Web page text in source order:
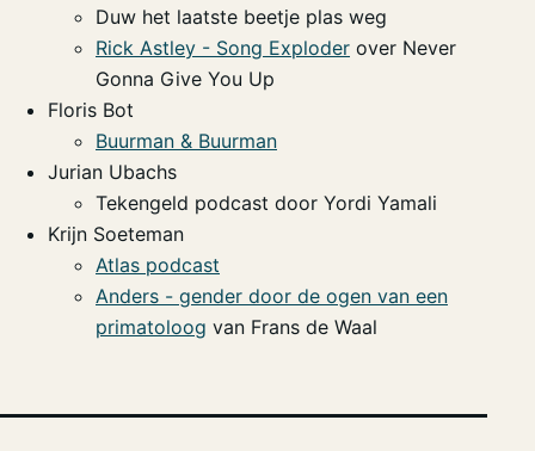
Duw het laatste beetje plas weg
Rick Astley - Song Exploder over Never
Gonna Give You Up
Floris Bot
Buurman & Buurman
Jurian Ubachs
Tekengeld podcast door Yordi Yamali
Krijn Soeteman
Atlas podcast
Anders - gender door de ogen van een
primatoloog van Frans de Waal